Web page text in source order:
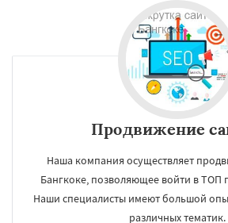
Продвижение
Наша компания осуществляет
Бангкоке, позволяющее войти в ТОП
Наши специалисты имеют большой
различных тематик.